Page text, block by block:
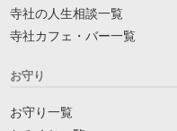
寺社の人生相談一覧
寺社カフェ・バー一覧
お守り
お守り一覧